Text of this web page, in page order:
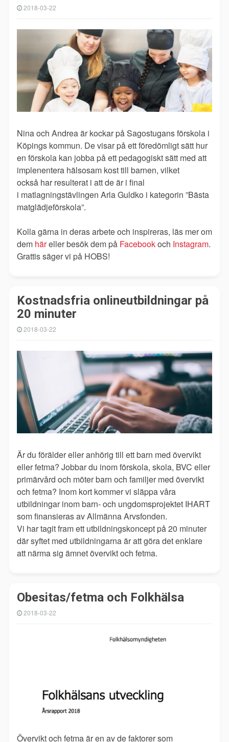
2018-03-22
Nina och Andrea är kockar på Sagostugans förskola i
Köpings kommun. De visar på ett föredömligt sätt hur
en förskola kan jobba på ett pedagogiskt sätt med att
implenentera hälsosam kost till barnen, vilket
också har resulterat i att de är i final
i matlagningstävlingen Arla Guldko i kategorin ”Bästa
matglädjeförskola”.
Kolla gärna in deras arbete och inspireras, läs mer om
dem häreller besök dem på Facebookoch Instagram.
Grattis säger vi på HOBS!
Kostnadsfria onlineutbildningar på
20 minuter
2018-03-22
Är du förälder eller anhörig till ett barn med övervikt
eller fetma? Jobbar du inom förskola, skola, BVC eller
primärvård och möter barn och familjer med övervikt
och fetma? Inom kort kommer vi släppa våra
utbildningar inom barn- och ungdomsprojektet IHART
som finansieras av Allmänna Arvsfonden.
Vi har tagit fram ett utbildningskoncept på 20 minuter
där syftet med utbildningarna är att göra det enklare
att närma sig ämnet övervikt och fetma.
Obesitas/fetma och Folkhälsa
2018-03-22
Övervikt och fetma är en av de faktorer som